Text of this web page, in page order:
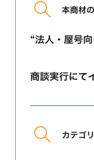
本商材
“法人・屋号
商談実行にて
カテゴリ